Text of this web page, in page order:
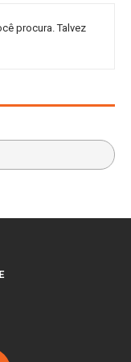
procura. Talvez